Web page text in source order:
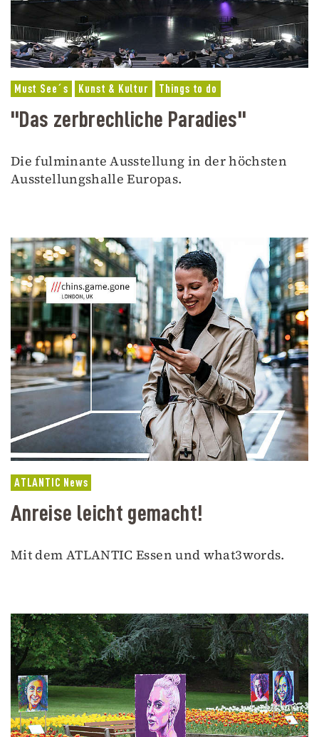
Must See´s Kunst & Kultur Things to do
"Das zerbrechliche Paradies"
Die fulminante Ausstellung in der höchsten
Ausstellungshalle Europas.
ATLANTIC News
Anreise leicht gemacht!
Mit dem ATLANTIC Essen und what3words.